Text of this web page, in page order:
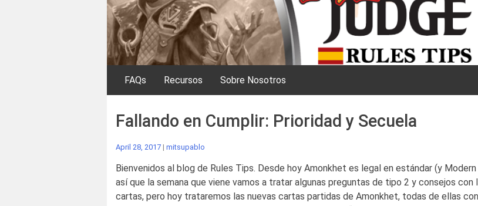
FAQs Recursos Sobre Nosotros
Fallando en Cumplir: Prioridad y Secuela
April 28, 2017 | mitsupablo
Bienvenidos al blog de Rules Tips. Desde hoy Amonkhet es legal en estándar (y
así que la semana que viene vamos a tratar algunas preguntas de tipo 2 y consejos con
cartas, pero hoy trataremos las nuevas cartas partidas de Amonkhet, todas de ellas